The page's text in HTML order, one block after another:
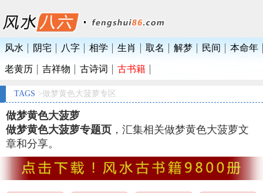
风水 阴宅 八字 相学 生肖 取名 解梦 民间 本命年
老黄历 吉祥物 古诗词 古书籍
TAGS >做梦黄色大菠萝专区
做梦黄色大菠萝
做梦黄色大菠萝专题页 ，汇集相关做梦黄色大菠萝文
章和分享。